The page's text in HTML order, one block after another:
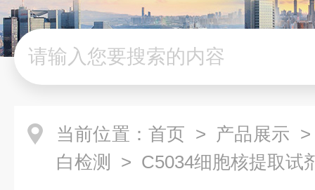
当前位置： 首页 > 产品展示
白检测
> C5034细胞核提取试